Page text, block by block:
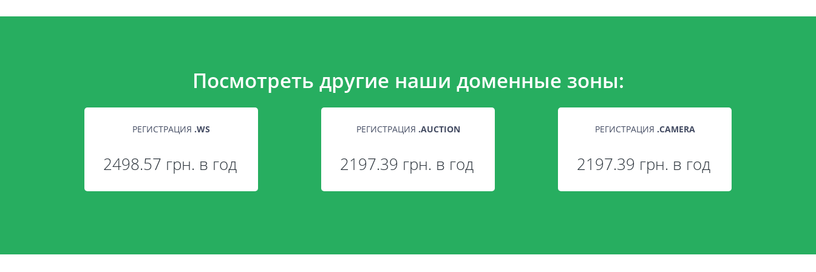
Посмотреть другие наши доменные зоны:
РЕГИСТРАЦИЯ .WS
2498.57 грн. в год
РЕГИСТРАЦИЯ .AUCTION
2197.39 грн. в год
РЕГИСТРАЦИЯ .CAMERA
2197.39 грн. в год